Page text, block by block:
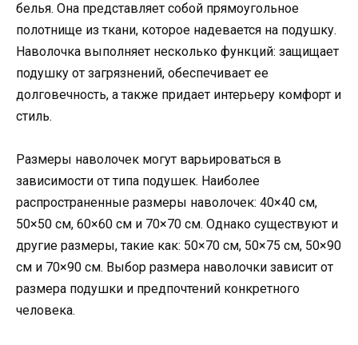
белья. Она представляет собой прямоугольное
полотнище из ткани, которое надевается на подушку.
Наволочка выполняет несколько функций: защищает
подушку от загрязнений, обеспечивает ее
долговечность, а также придает интерьеру комфорт и
стиль.
Размеры наволочек могут варьироваться в
зависимости от типа подушек. Наиболее
распространенные размеры наволочек: 40×40 см,
50×50 см, 60×60 см и 70×70 см. Однако существуют и
другие размеры, такие как: 50×70 см, 50×75 см, 50×90
см и 70×90 см. Выбор размера наволочки зависит от
размера подушки и предпочтений конкретного
человека.